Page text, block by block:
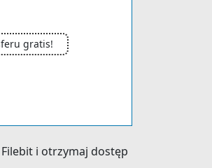
gratis!
i otrzymaj dostęp